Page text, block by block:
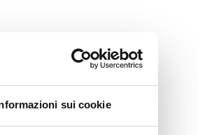
sui cookie